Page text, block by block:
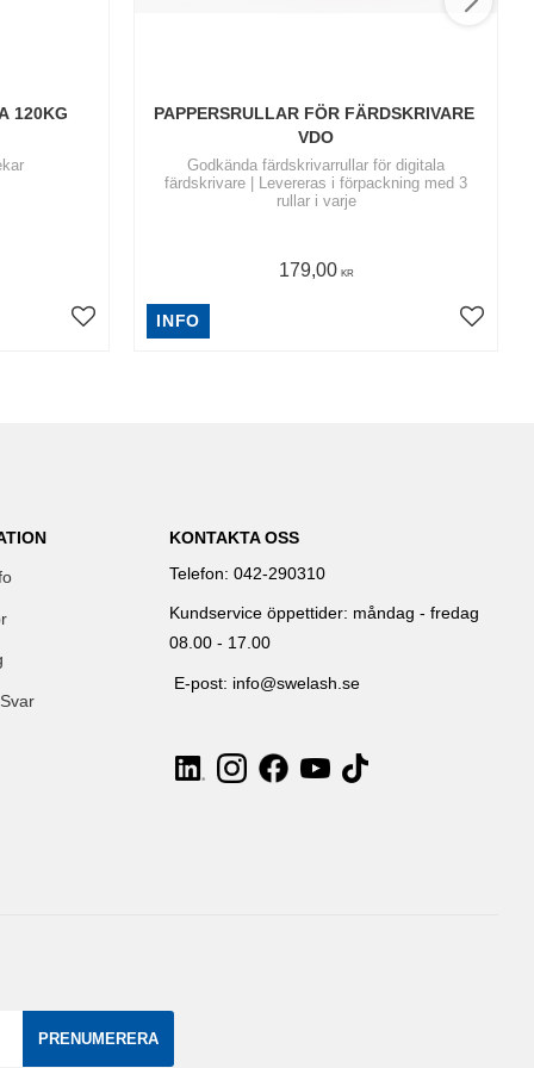
120KG
PAPPERSRULLAR FÖR FÄRDSKRIVARE
VDO
​Godkända färdskrivarrullar för digitala
färdskrivare | Levereras i förpackning med 3
rullar i varje
179,00 KR
INFO
KONTAKTA OSS
Telefon: 042-290310
Kundservice öppettider: måndag - fredag
08.00 - 17.00
E-post: info@swelash.se
PRENUMERERA